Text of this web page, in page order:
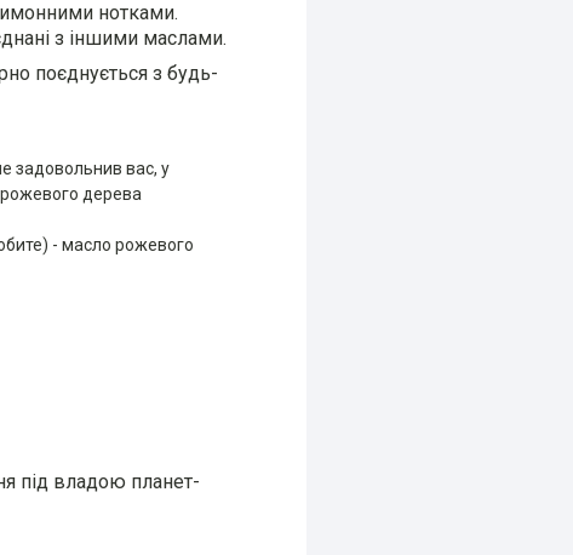
нотками.
з іншими маслами.
поєднується з будь-
задовольнив вас, у
рожевого дерева
- масло рожевого
під владою планет-